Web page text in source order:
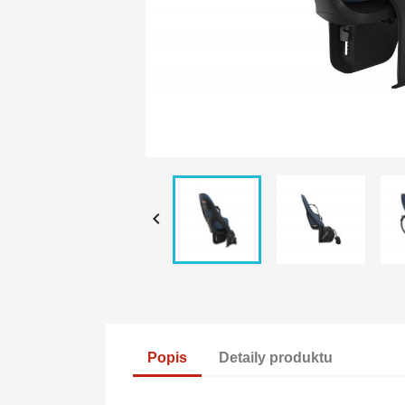

Popis Detaily produktu